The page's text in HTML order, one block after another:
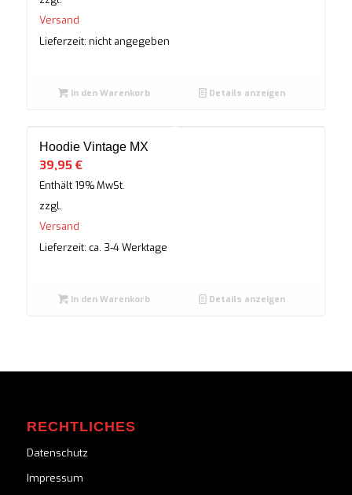
Versand
Lieferzeit: nicht angegeben
In den Warenkorb Details anzeigen
Hoodie Vintage MX
39,95 €
Enthält 19% MwSt.
zzgl.
Versand
Lieferzeit: ca. 3-4 Werktage
In den Warenkorb Details anzeigen
RECHTLICHES
Datenschutz
Impressum